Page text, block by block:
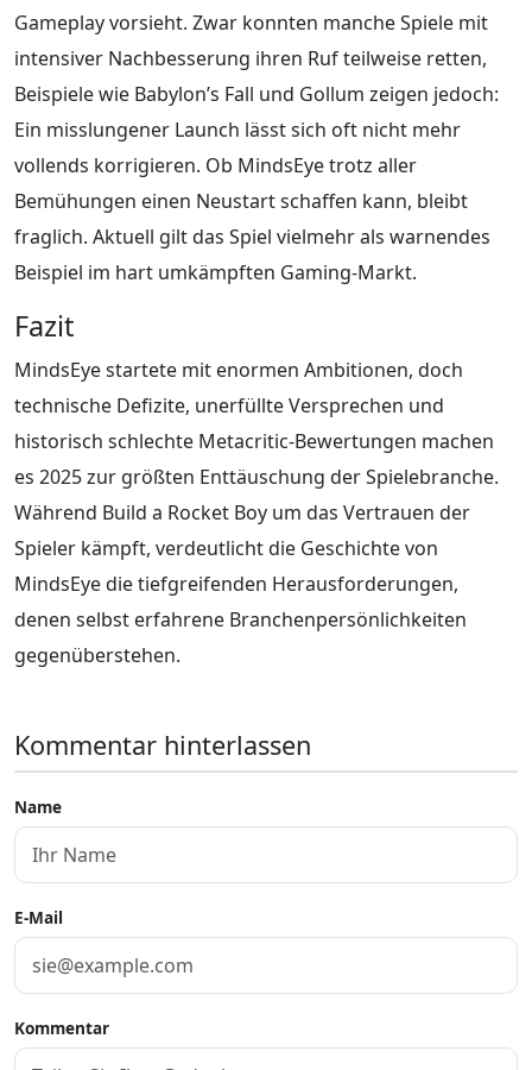
Gameplay vorsieht. Zwar konnten manche Spiele mit
intensiver Nachbesserung ihren Ruf teilweise retten,
Beispiele wie Babylon’s Fall und Gollum zeigen jedoch:
Ein misslungener Launch lässt sich oft nicht mehr
vollends korrigieren. Ob MindsEye trotz aller
Bemühungen einen Neustart schaffen kann, bleibt
fraglich. Aktuell gilt das Spiel vielmehr als warnendes
Beispiel im hart umkämpften Gaming-Markt.
Fazit
MindsEye startete mit enormen Ambitionen, doch
technische Defizite, unerfüllte Versprechen und
historisch schlechte Metacritic-Bewertungen machen
es 2025 zur größten Enttäuschung der Spielebranche.
Während Build a Rocket Boy um das Vertrauen der
Spieler kämpft, verdeutlicht die Geschichte von
MindsEye die tiefgreifenden Herausforderungen,
denen selbst erfahrene Branchenpersönlichkeiten
gegenüberstehen.
Kommentar hinterlassen
Name
E-Mail
Kommentar